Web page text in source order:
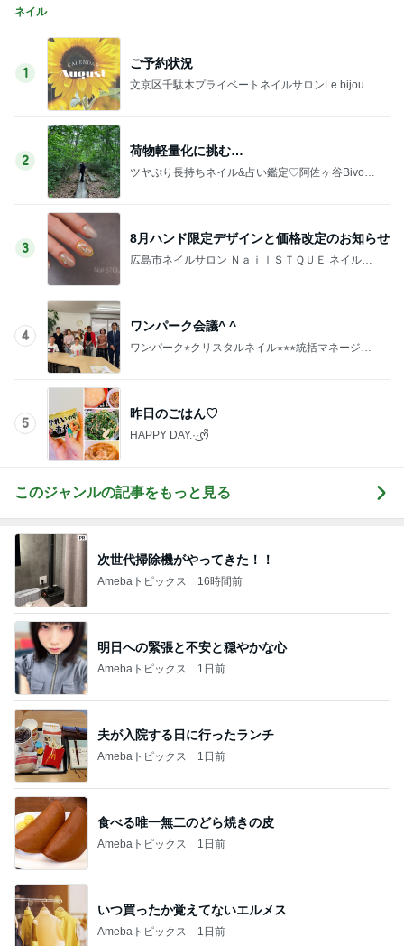
ネイル
1
ご予約状況
文京区千駄木プライベートネイルサロンLe bijou
2
荷物軽量化に挑む…
ツヤぷり長持ちネイル&占い鑑定♡阿佐ヶ谷Bivoua
3
8月ハンド限定デザインと価格改定のお知らせ
広島市ネイルサロン ＮａｉｌＳＴＱＵＥ ネイルス
4
ワンパーク会議^ ^
ワンパーク⭐︎クリスタルネイル⭐︎⭐︎⭐︎統括マネージャ
5
昨日のごはん♡
HAPPY DAY.·͜·ᰔᩚ
このジャンルの記事をもっと見る
次世代掃除機がやってきた！！
Amebaトピックス 16時間前
明日への緊張と不安と穏やかな心
Amebaトピックス 1日前
夫が入院する日に行ったランチ
Amebaトピックス 1日前
食べる唯一無二のどら焼きの皮
Amebaトピックス 1日前
いつ買ったか覚えてないエルメス
Amebaトピックス 1日前